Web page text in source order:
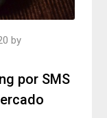
por SMS
by